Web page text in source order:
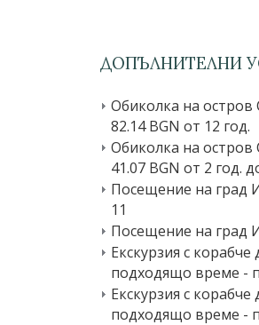
ДОПЪЛНИТЕЛНИ
Обиколка на остров
82.14 BGN от 12 год.
Обиколка на остров
41.07 BGN от 2 год.
Посещение на град
11
Посещение на град
Екскурзия с
подходящо време -
Екскурзия с
подходящо време -